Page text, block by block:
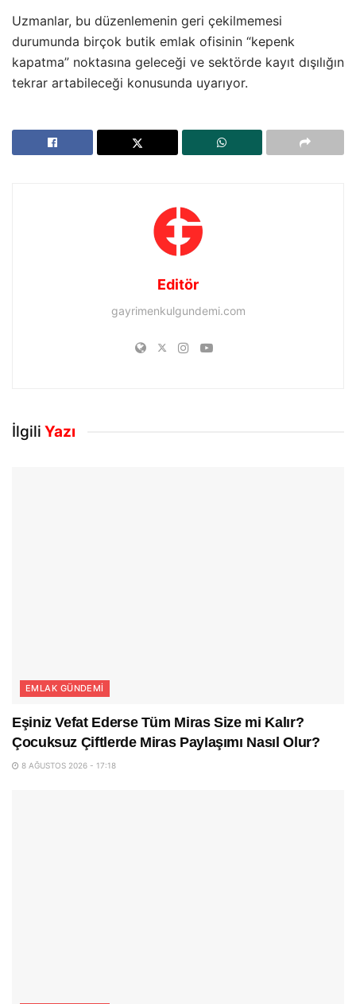
Uzmanlar, bu düzenlemenin geri çekilmemesi
durumunda birçok butik emlak ofisinin “kepenk
kapatma” noktasına geleceği ve sektörde kayıt dışılığın
tekrar artabileceği konusunda uyarıyor.
Editör
gayrimenkulgundemi.com
İlgili Yazı
EMLAK GÜNDEMI
Eşiniz Vefat Ederse Tüm Miras Size mi Kalır?
Çocuksuz Çiftlerde Miras Paylaşımı Nasıl Olur?
8 AĞUSTOS 2026 - 17:18